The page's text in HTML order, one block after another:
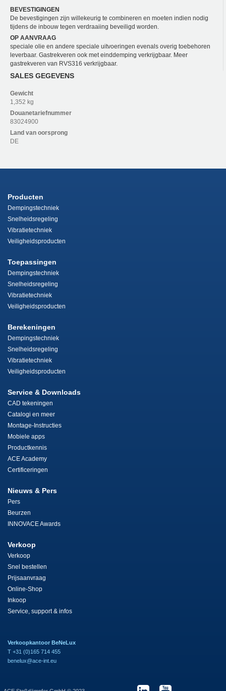
BEVESTIGINGEN
De bevestigingen zijn willekeurig te combineren en moeten indien nodig
tijdens de inbouw tegen verdraaiing beveiligd worden.
OP AANVRAAG
speciale olie en andere speciale uitvoeringen evenals overig toebehoren
leverbaar. Gastrekveren ook met einddemping verkrijgbaar. Meer
gastrekveren van RVS316 verkrijgbaar.
SALES GEGEVENS
Gewicht
1,352 kg
Douanetariefnummer
83024900
Land van oorsprong
DE
Producten
Dempingstechniek
Snelheidsregeling
Vibratietechniek
Veiligheidsproducten
Toepassingen
Dempingstechniek
Snelheidsregeling
Vibratietechniek
Veiligheidsproducten
Berekeningen
Dempingstechniek
Snelheidsregeling
Vibratietechniek
Veiligheidsproducten
Service & Downloads
CAD tekeningen
Catalogi en meer
Montage-Instructies
Mobiele apps
Productkennis
ACE Academy
Certificeringen
Nieuws & Pers
Pers
Beurzen
INNOVACE Awards
Verkoop
Verkoop
Snel bestellen
Prijsaanvraag
Online-Shop
Inkoop
Service, support & infos
Verkoopkantoor BeNeLux
T +31 (0)165 714 455
benelux@ace-int.eu